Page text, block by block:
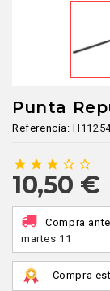
Punta
Referencia:
star star star star_border star_border
10,50 €
Compra
martes 11
Compra